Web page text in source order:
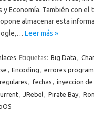
y Economía. También con el
almacenar esta
Leer más »
Etiquetas: Big Data ,
, Encoding , errores
, fechas , inyeccion
, JRebel, Pirate Bay,